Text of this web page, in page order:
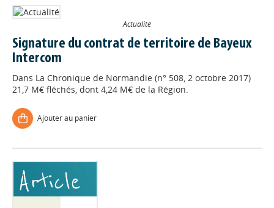
Actualité
Signature du contrat de territoire de Bayeux
Intercom
Dans La Chronique de Normandie (n° 508, 2 octobre 2017)
21,7 M€ fléchés, dont 4,24 M€ de la Région.
Ajouter au panier